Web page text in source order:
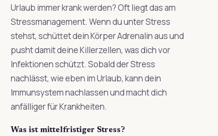
Urlaub immer krank werden? Oft liegt das am
Stressmanagement. Wenn du unter Stress
stehst, schüttet dein Körper Adrenalin aus und
pusht damit deine Killerzellen, was dich vor
Infektionen schützt. Sobald der Stress
nachlässt, wie eben im Urlaub, kann dein
Immunsystem nachlassen und macht dich
anfälliger für Krankheiten.
Was ist mittelfristiger Stress?